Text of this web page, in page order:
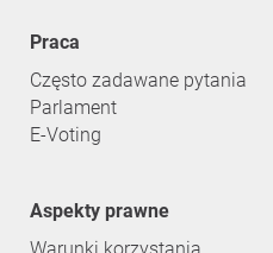
praca
Często zadawane pytania
Parlament
E-Voting
Aspekty prawne